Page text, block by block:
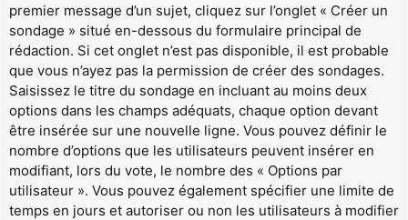
premier message d’un sujet, cliquez sur l’onglet « Créer un
sondage » situé en-dessous du formulaire principal de
rédaction. Si cet onglet n’est pas disponible, il est probable
que vous n’ayez pas la permission de créer des sondages.
Saisissez le titre du sondage en incluant au moins deux
options dans les champs adéquats, chaque option devant
être insérée sur une nouvelle ligne. Vous pouvez définir le
nombre d’options que les utilisateurs peuvent insérer en
modifiant, lors du vote, le nombre des « Options par
utilisateur ». Vous pouvez également spécifier une limite de
temps en jours et autoriser ou non les utilisateurs à modifier